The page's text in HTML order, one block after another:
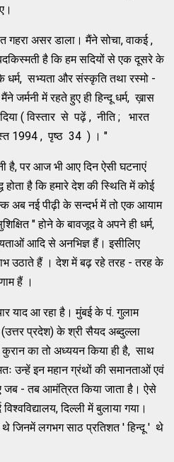
गहरा असर डाला। मैंने सोचा, वाकई ,
बदकिस्मती है कि हम सदियों से एक दूसरे के
सभ्यता और संस्कृति तथा रस्मो -
जर्मनी में रहते हुए ही हिन्दू धर्म, ख़ास
( विस्तार से पढ़ें , नीति ; भारत
1994 , पृष्ठ 34 ) । "
है, पर आज भी आए दिन ऐसी घटनाएं
है कि हमारे देश की स्थिति में कोई
अब नई पीढ़ी के सन्दर्भ में तो एक आयाम
" होने के बावजूद वे अपने ही धर्म,
आदि से अनभिज्ञ हैं। इसीलिए
उठाते हैं । देश में बढ़ रहे तरह - तरह के
हैं ।
याद आ रहा है। मुंबई के पं. गुलाम
(उत्तर प्रदेश) के श्री सैयद अब्दुल्ला
कुरान का तो अध्ययन किया ही है, साथ
उन्हें इन महान ग्रंथों की समानताओं एवं
जब - तब आमंत्रित किया जाता है। ऐसे
दिल्ली में बुलाया गया।
थे जिनमें लगभग साठ प्रतिशत ' हिन्दू ' थे